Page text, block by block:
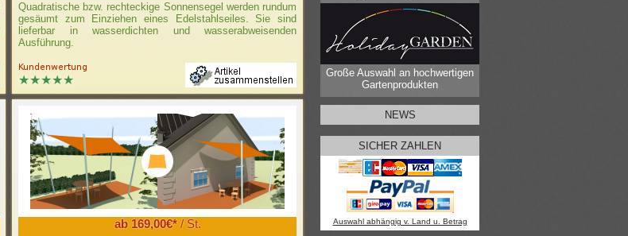
Quadratische bzw. rechteckige Sonnensegel werden rundum
gesäumt zum Einziehen eines Edelstahlseiles. Sie sind
lieferbar in wasserdichten und wasserabweisenden
Ausführung.
ab 169,00€*/ St.
Große Auswahl an hochwertigen
Gartenprodukten
NEWS
SICHER ZAHLEN
Auswahl abhängig v. Land u. Betrag